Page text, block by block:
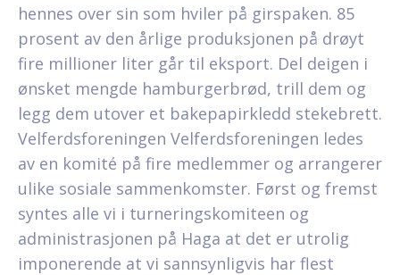
hennes over sin som hviler på girspaken. 85
prosent av den årlige produksjonen på drøyt
fire millioner liter går til eksport. Del deigen i
ønsket mengde hamburgerbrød, trill dem og
legg dem utover et bakepapirkledd stekebrett.
Velferdsforeningen Velferdsforeningen ledes
av en komité på fire medlemmer og arrangerer
ulike sosiale sammenkomster. Først og fremst
syntes alle vi i turneringskomiteen og
administrasjonen på Haga at det er utrolig
imponerende at vi sannsynligvis har flest